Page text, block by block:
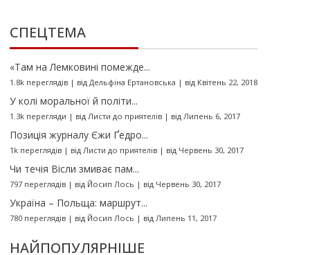
СПЕЦТЕМА
«Там на Лемковині помежде...
1.8k переглядів| від Дельфіна Ертановська | від Квітень 22, 2018
У колі моральної й політи...
1.3k перегляди | від Листи до приятелів| від Липень 6, 2017
Позиція журналу Єжи Ґедро...
1k переглядів| від Листи до приятелів| від Червень 30, 2017
Чи течія Вісли змиває пам...
797 переглядів| від Йосип Лось | від Червень 30, 2017
Україна – Польща: маршрут...
780 переглядів| від Йосип Лось | від Липень 11, 2017
НАЙПОПУЛЯРНІШЕ